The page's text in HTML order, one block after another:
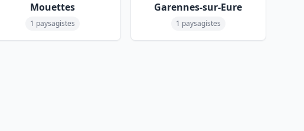
Mouettes
1 paysagistes
Garennes-sur-Eure
1 paysagistes